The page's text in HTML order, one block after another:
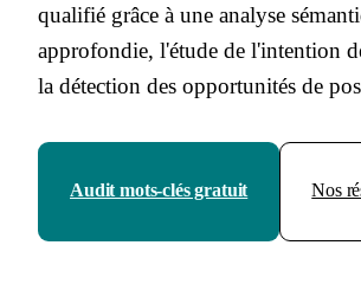
qualifié grâce à une analyse
approfondie, l'étude de l'intention
la détection des opportunités de
Audit mots-clés gratuit Nos